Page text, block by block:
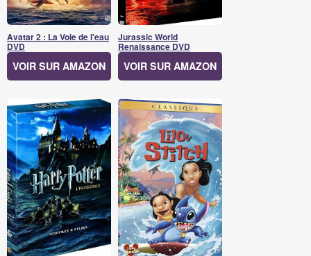
Avatar 2 : La Voie de l'eau
DVD
VOIR SUR AMAZON
Jurassic World
Renaissance DVD
VOIR SUR AMAZON